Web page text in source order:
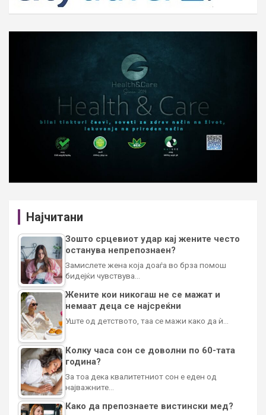
Најчитани
Зошто срцевиот удар кај жените често
останува непрепознаен?
Замислете жена која доаѓа во брза помош
бидејќи чувствува…
Жените кои никогаш не се мажат и
немаат деца се најсреќни
Уште од детството, таа се мажи како да ѝ…
Колку часа сон се доволни по 60-тата
година?
За тоа дека квалитетниот сон е еден од
најважните…
Како да препознаете вистински мед?